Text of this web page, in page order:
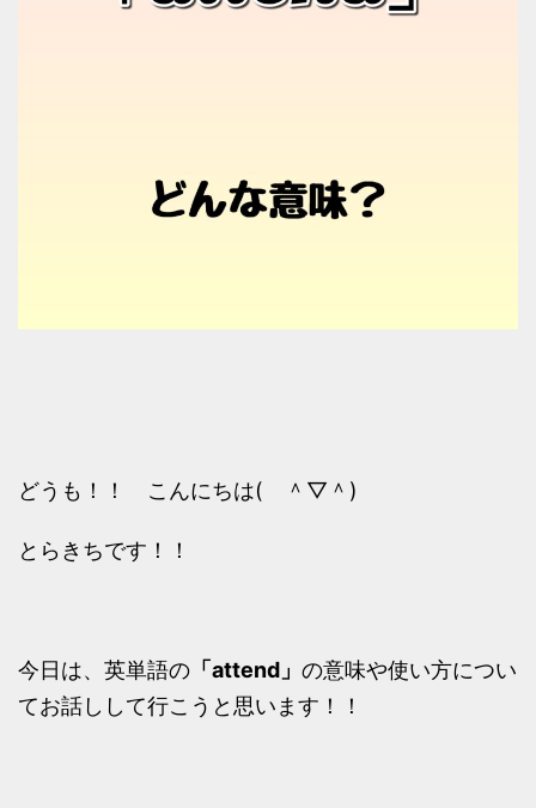
どうも！！ こんにちは( ＾▽＾)
とらきちです！！
今日は、英単語の 「attend」 の意味や使い方につい
てお話しして行こうと思います！！